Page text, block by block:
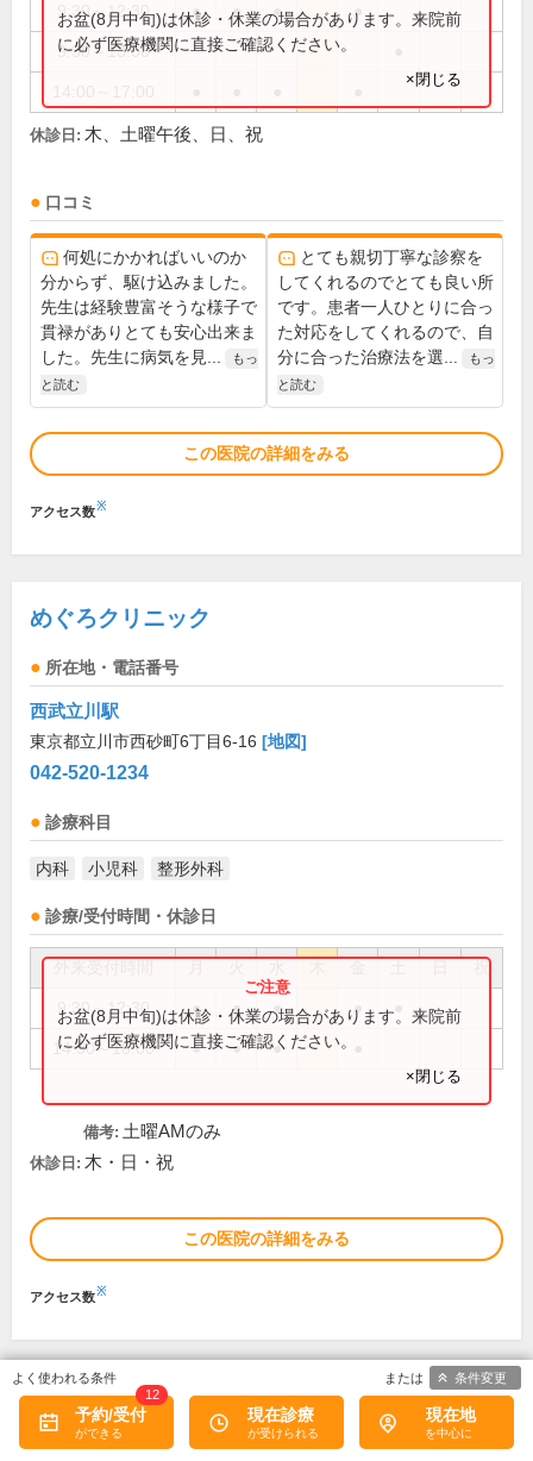
9:30～12:30 ● ● ● ●
9:30～13:00
お盆(8月中旬)は休診・休業の場合があります。来院前
に必ず医療機関に直接ご確認ください。
×閉じる
休診日: 木、土曜午後、日、祝
口コミ
何処にかかればいいのか
分からず、駆け込みました。
先生は経験豊富そうな様子で
貫禄がありとても安心出来ま
した。先生に病気を見...
もっ
と読む
とても親切丁寧な診察を
してくれるのでとても良い所
です。患者一人ひとりに合っ
た対応をしてくれるので、自
分に合った治療法を選...
もっ
と読む
この医院の詳細をみる
アクセス数※
めぐろクリニック
所在地・電話番号
西武立川駅
東京都立川市西砂町6丁目6-16 [地図]
042-520-1234
診療科目
内科 小児科 整形外科
診療/受付時間・休診日
祝
9:30～12:30 ● ● ● ●
14:30～18:00 ● ● ●
お盆(8月中旬)は休診・休業の場合があります。来院前
に必ず医療機関に直接ご確認ください。
×閉じる
備考: 土曜AMのみ
休診日: 木・日・祝
この医院の詳細をみる
アクセス数※
別の条件で検索
予約/受付
12
現在診療 現在地
条件変更